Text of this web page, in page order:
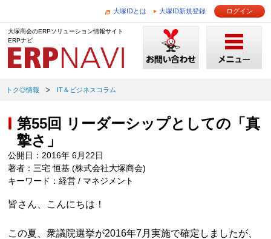
大塚IDとは 大塚ID新規登録 ログイン
大塚商会のERPソリューション情報サイト
ERPナビ
トク◎情報 IT＆ビジネスコラム
第55回 リーダーシップとしての「真
摯さ」
公開日：2016年 6月22日
著者：三宅 恒基 (株式会社大塚商会)
キーワード：経営 / マネジメント
皆さん、こんにちは！
この夏、衆議院選挙が2016年7月実施で確定しましたが、